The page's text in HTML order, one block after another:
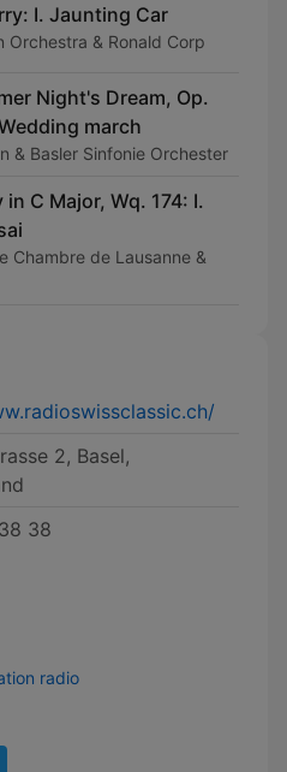
I. Jaunting Car
Orchestra & Ronald Corp
Night's Dream, Op.
march
& Basler Sinfonie Orchester
C Major, Wq. 174: I.
Chambre de Lausanne &
2, Basel,
38
radio